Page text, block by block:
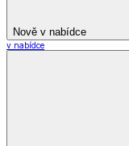
Nově v nabídce
v nabídce